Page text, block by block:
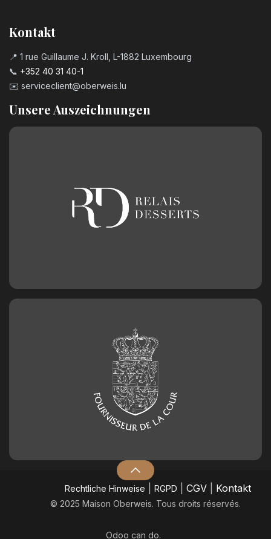
Kontakt
📍 1 rue Guillaume J. Kroll, L-1882 Luxembourg
📞 +352 40 31 40-1
✉️ serviceclient@oberweis.lu
Unsere Auszeichnungen
​Rechtliche Hinweise RGPD CGV| Kontakt
© 2025 Maison Oberweis. Tous droits réservés.
Odoo can do.